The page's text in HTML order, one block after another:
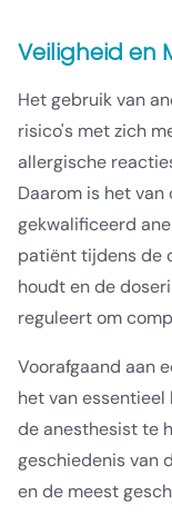
Veiligheid en
Het gebruik van
risico's met zich
allergische
Daarom is het
gekwalificeerd
patiënt tijdens de
houdt en de
reguleert om
Voorafgaand aan
het van
de anesthesist te
geschiedenis van
en de meest